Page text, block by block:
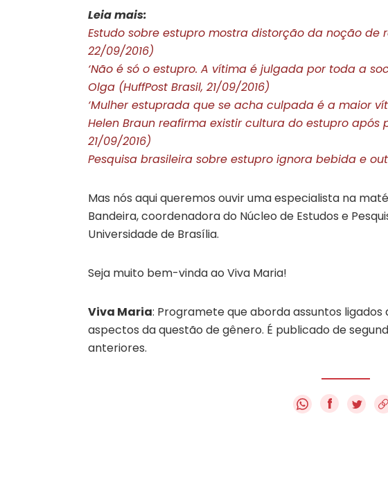
Leia mais:
Estudo sobre estupro mostra distorção da noção de
22/09/2016)
‘Não é só o estupro. A vítima é julgada por toda a
Olga (HuffPost Brasil, 21/09/2016)
‘Mulher estuprada que se acha culpada é a maior
Helen Braun reafirma existir cultura do estupro após
21/09/2016)
Pesquisa brasileira sobre estupro ignora bebida e
Mas nós aqui queremos ouvir uma especialista na
Bandeira, coordenadora do Núcleo de Estudos e
Universidade de Brasília.
Seja muito bem-vinda ao Viva Maria!
Viva Maria: Programete que aborda assuntos
aspectos da questão de gênero. É publicado de
anteriores.
f